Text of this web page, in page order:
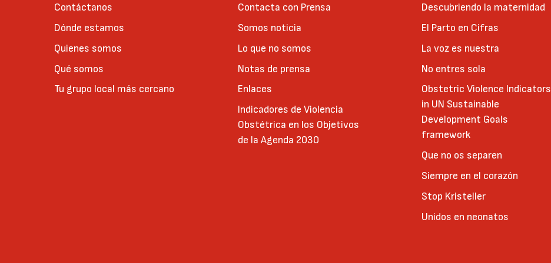
Contáctanos
Dónde estamos
Quienes somos
Qué somos
Tu grupo local más cercano
Contacta con Prensa
Somos noticia
Lo que no somos
Notas de prensa
Enlaces
Indicadores de Violencia
Obstétrica en los Objetivos
de la Agenda 2030
Descubriendo la maternidad
El Parto en Cifras
La voz es nuestra
No entres sola
Obstetric Violence Indicators
in UN Sustainable
Development Goals
framework
Que no os separen
Siempre en el corazón
Stop Kristeller
Unidos en neonatos